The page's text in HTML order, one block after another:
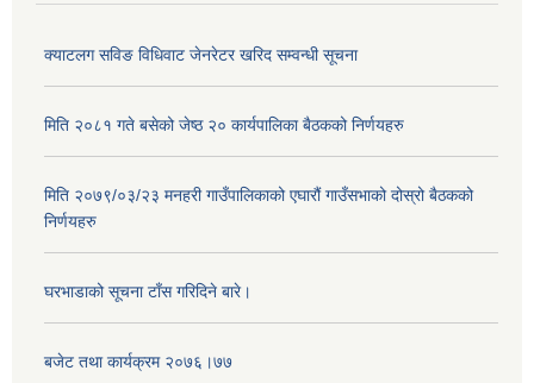
क्याटलग सविङ विधिवाट जेनरेटर खरिद सम्वन्धी सूचना
मिति २०८१ गते बसेको जेष्ठ २० कार्यपालिका बैठकको निर्णयहरु
मिति २०७९/०३/२३ मनहरी गाउँपालिकाको एघारौं गाउँसभाको दोस्रो बैठकको
निर्णयहरु
घरभाडाको सूचना टाँस गरिदिने बारे।
बजेट तथा कार्यक्रम २०७६।७७